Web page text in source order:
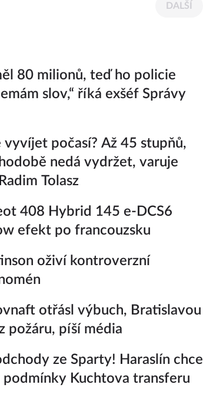
DALŠÍ
80 milionů, teď ho policie
slov,“ říká exšéf Správy
vyvíjet počasí? Až 45 stupňů,
nedá vydržet, varuje
Tolasz
408 Hybrid 145 e-DCS6
efekt po francouzsku
oživí kontroverzní
otřásl výbuch, Bratislavou
požáru, píší média
ze Sparty! Haraslín chce
podmínky Kuchtova transferu